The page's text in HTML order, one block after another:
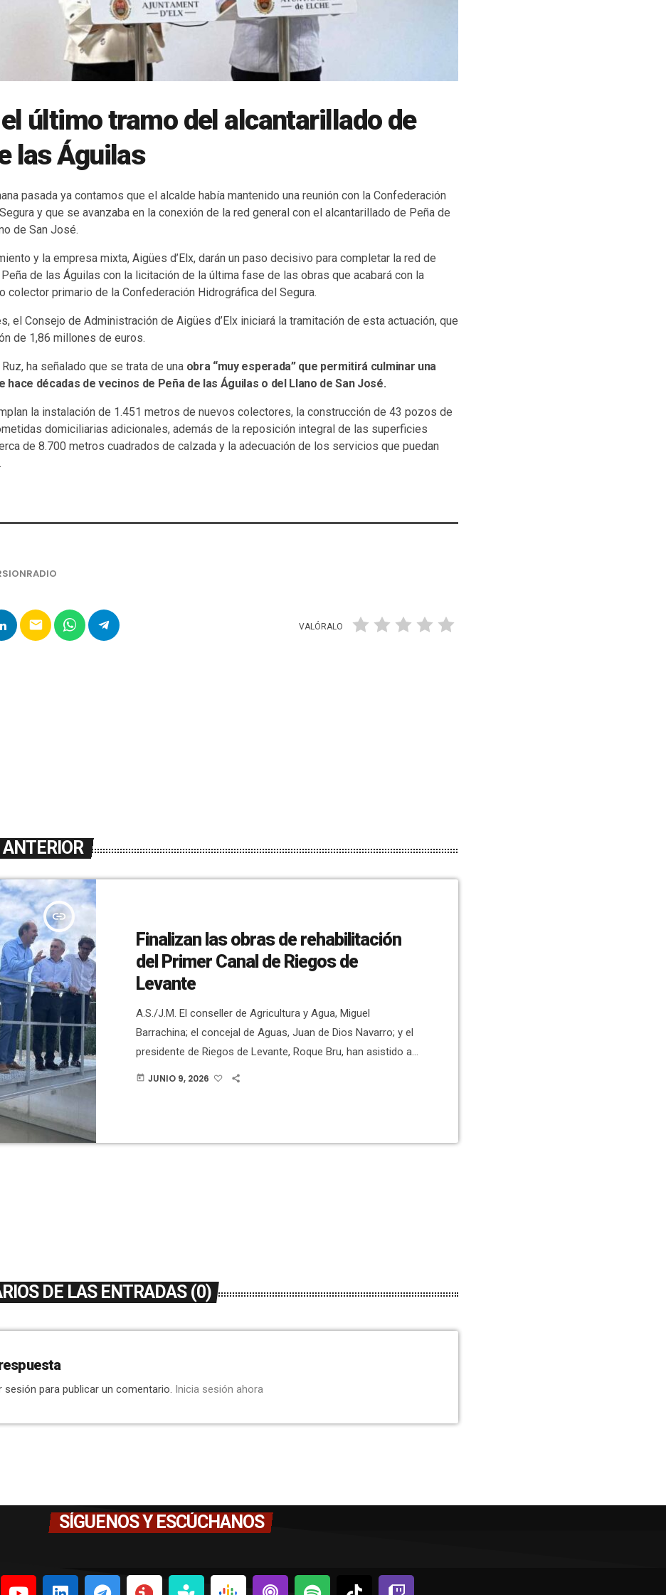
último tramo del alcantarillado de
las Águilas
pasada ya contamos que el alcalde había mantenido una reunión con la Confederación
y que se avanzaba en la conexión de la red general con el alcantarillado de Peña de
de San José.
y la empresa mixta, Aigües d’Elx, darán un paso decisivo para completar la red de
de las Águilas con la licitación de la última fase de las obras que acabará con la
colector primario de la Confederación Hidrográfica del Segura.
el Consejo de Administración de Aigües d’Elx iniciará la tramitación de esta actuación, que
de 1,86 millones de euros.
ha señalado que se trata de una obra “muy esperada” que permitirá culminar una
hace décadas de vecinos de Peña de las Águilas o del Llano de San José.
la instalación de 1.451 metros de nuevos colectores, la construcción de 43 pozos de
domiciliarias adicionales, además de la reposición integral de las superficies
de 8.700 metros cuadrados de calzada y la adecuación de los servicios que puedan
email VALÓRALO
insert_link
Finalizan las obras de rehabilitación
del Primer Canal de Riegos de
Levante
A.S./J.M. El conseller de Agricultura y Agua, Miguel
Barrachina; el concejal de Aguas, Juan de Dios Navarro; y el
presidente de Riegos de Levante, Roque Bru, han asistido a
la inauguración de las obras de rehabilitación del Primer
presupuesto de 4’2 […]
today JUNIO 9, 2026
DE LAS ENTRADAS (0)
sesión para publicar un comentario. Inicia sesión ahora
SÍGUENOS Y ESCÚCHANOS